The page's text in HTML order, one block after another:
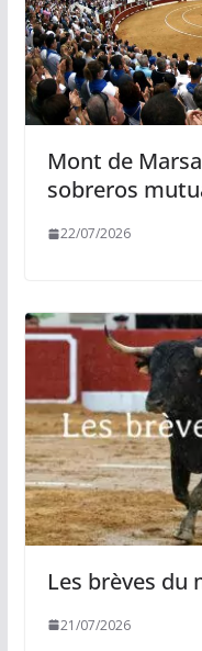
Mont de
sobreros
22/07/2026
Les brèves du
21/07/2026